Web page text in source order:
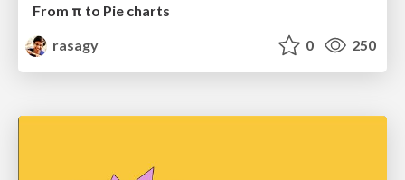
From π to Pie charts
rasagy
0 250